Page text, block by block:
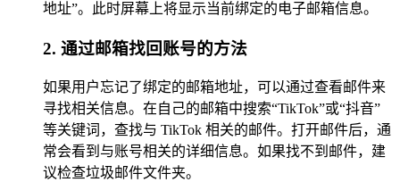
地址”。此时屏幕上将显示当前绑定的电子邮箱信息。
2. 通过邮箱找回账号的方法
如果用户忘记了绑定的邮箱地址，可以通过查看邮件来
寻找相关信息。在自己的邮箱中搜索“TikTok”或“抖音”
等关键词，查找与 TikTok 相关的邮件。打开邮件后，通
常会看到与账号相关的详细信息。如果找不到邮件，建
议检查垃圾邮件文件夹。